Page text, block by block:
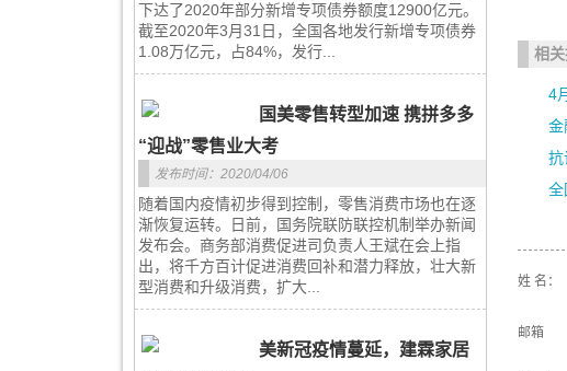
下达了2020年部分新增专项债券额度12900亿元。
截至2020年3月31日，全国各地发行新增专项债券
1.08万亿元，占84%，发行...
国美零售转型加速 携拼多多
“迎战”零售业大考
发布时间：2020/04/06
随着国内疫情初步得到控制，零售消费市场也在逐
渐恢复运转。日前，国务院联防联控机制举办新闻
发布会。商务部消费促进司负责人王斌在会上指
出，将千方百计促进消费回补和潜力释放，壮大新
型消费和升级消费，扩大...
美新冠疫情蔓延，建霖家居
相
4
金
抗
全
姓 名：
邮箱